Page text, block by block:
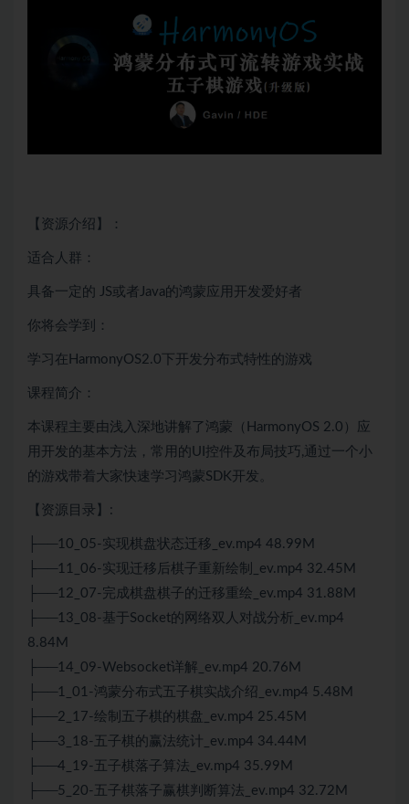
【资源介绍】：
适合人群：
具备一定的 JS或者Java的鸿蒙应用开发爱好者
你将会学到：
学习在HarmonyOS2.0下开发分布式特性的游戏
课程简介：
本课程主要由浅入深地讲解了鸿蒙（HarmonyOS 2.0）应
用开发的基本方法，常用的UI控件及布局技巧,通过一个小
的游戏带着大家快速学习鸿蒙SDK开发。
【资源目录】:
├──10_05-实现棋盘状态迁移_ev.mp4 48.99M
├──11_06-实现迁移后棋子重新绘制_ev.mp4 32.45M
├──12_07-完成棋盘棋子的迁移重绘_ev.mp4 31.88M
├──13_08-基于Socket的网络双人对战分析_ev.mp4
8.84M
├──14_09-Websocket详解_ev.mp4 20.76M
├──1_01-鸿蒙分布式 五子棋实战介绍_ev.mp4 5.48M
├──2_17-绘制五子棋的棋盘_ev.mp4 25.45M
├──3_18-五子棋的赢法统计_ev.mp4 34.44M
├──4_19-五子棋落子算法
_ev.mp4 35.99M
├──5_20-五子棋落子赢棋判断 算法 _ev.mp4 32.72M